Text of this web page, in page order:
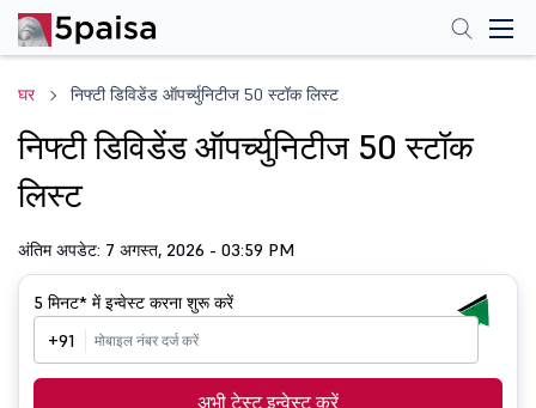
घर निफ्टी डिविडेंड ऑपर्च्युनिटीज 50 स्टॉक लिस्ट
निफ्टी डिविडेंड ऑपर्च्युनिटीज 50 स्टॉक
लिस्ट
अंतिम अपडेट: 7 अगस्त, 2026 - 03:59 PM
5 मिनट* में इन्वेस्ट करना शुरू करें
+91
अभी टेस्ट इन्वेस्ट करें